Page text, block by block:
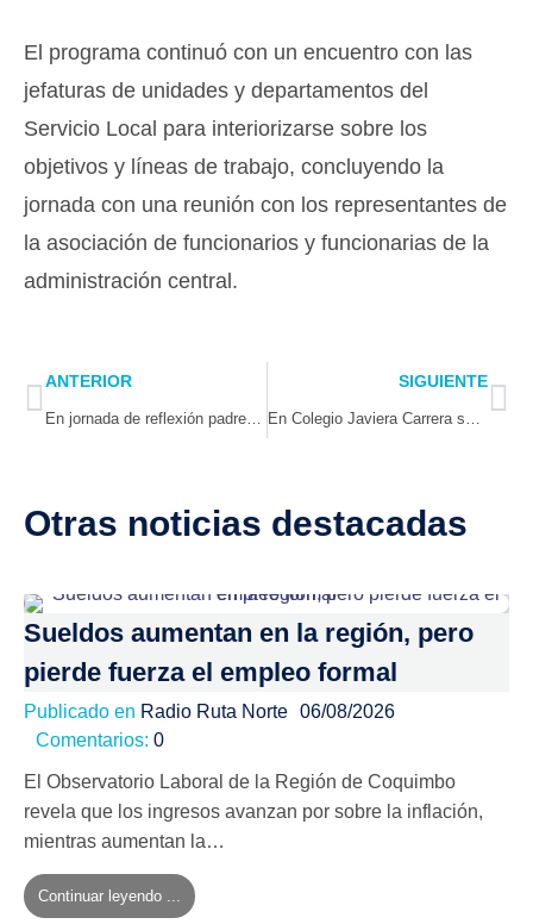
El programa continuó con un encuentro con las
jefaturas de unidades y departamentos del
Servicio Local para interiorizarse sobre los
objetivos y líneas de trabajo, concluyendo la
jornada con una reunión con los representantes de
la asociación de funcionarios y funcionarias de la
administración central.
Prev
ANTERIOR SIGUIENTE
Otras noticias destacadas
Sueldos aumentan en la región, pero
pierde fuerza el empleo formal
Publicado en Radio Ruta Norte 06/08/2026
Comentarios: 0
El Observatorio Laboral de la Región de Coquimbo
revela que los ingresos avanzan por sobre la inflación,
mientras aumentan la…
Continuar leyendo ...